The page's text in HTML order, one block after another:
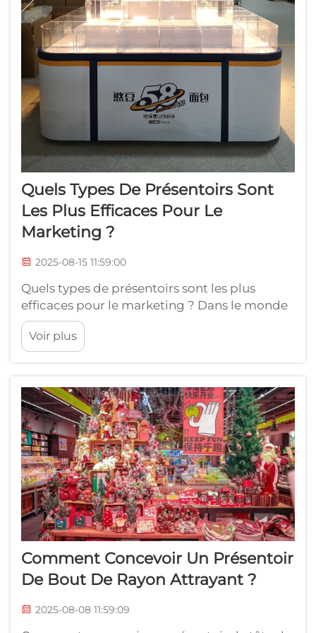
Quels Types De Présentoirs Sont
Les Plus Efficaces Pour Le
Marketing ?
2025-08-15 11:59:00
Quels types de présentoirs sont les plus
efficaces pour le marketing ? Dans le monde
hautement concurrentiel du commerce et de
la promotion de marques, la visibilité est
essentielle. Les entreprises investissent
l'attention des clients, favoriser les achats
impulsifs et...
Voir plus
Comment Concevoir Un Présentoir
De Bout De Rayon Attrayant ?
2025-08-08 11:59:09